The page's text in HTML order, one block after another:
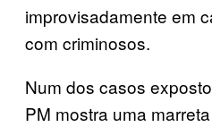
improvisadamente em
com criminosos.
Num dos casos
PM mostra uma